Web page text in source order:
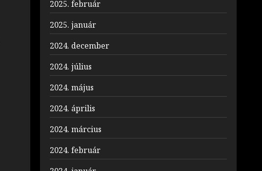
2025. február
2025. január
2024. december
2024. július
2024. május
2024. április
2024. március
2024. február